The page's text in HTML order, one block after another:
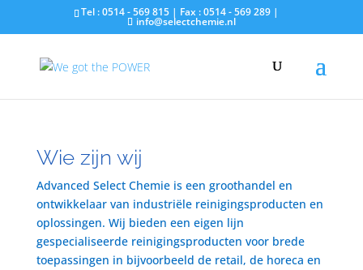
Tel : 0514 - 569 815 | Fax : 0514 - 569 289 |
info@selectchemie.nl
Wie zijn wij
Advanced Select Chemie is een groothandel en
ontwikkelaar van industriële reinigingsproducten en
oplossingen. Wij bieden een eigen lijn
gespecialiseerde reinigingsproducten voor brede
toepassingen in bijvoorbeeld de retail, de horeca en